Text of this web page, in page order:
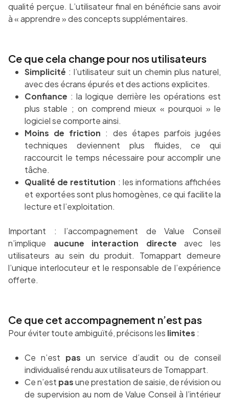
qualité perçue. L’utilisateur final en bénéficie sans avoir
à « apprendre » des concepts supplémentaires.
Ce que cela change pour nos utilisateurs
Simplicité : l’utilisateur suit un chemin plus naturel,
avec des écrans épurés et des actions explicites.
Confiance : la logique derrière les opérations est
plus stable ; on comprend mieux « pourquoi » le
logiciel se comporte ainsi.
Moins de friction : des étapes parfois jugées
techniques deviennent plus fluides, ce qui
raccourcit le temps nécessaire pour accomplir une
tâche.
Qualité de restitution : les informations affichées
et exportées sont plus homogènes, ce qui facilite la
lecture et l’exploitation.
Important : l’accompagnement de Value Conseil
n’implique aucune interaction directe avec les
utilisateurs au sein du produit. Tomappart demeure
l’unique interlocuteur et le responsable de l’expérience
offerte.
Ce que cet accompagnement n’est pas
Pour éviter toute ambiguïté, précisons les limites :
Ce n’est pas un service d’audit ou de conseil
individualisé rendu aux utilisateurs de Tomappart.
Ce n’est pasune prestation de saisie, de révision ou
de supervision au nom de Value Conseil à l’intérieur